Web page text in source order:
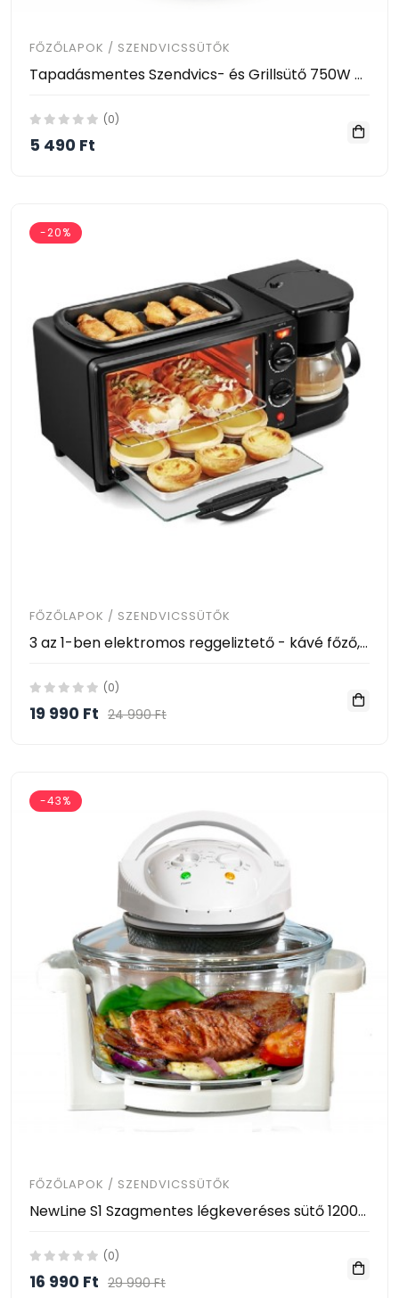
FŐZŐLAPOK / SZENDVICSSÜTŐK
Tapadásmentes Szendvics- és Grillsütő 750W - RAF R.257T
(0)
5 490 Ft
-20%
FŐZŐLAPOK / SZENDVICSSÜTŐK
3 az 1-ben elektromos reggeliztető - kávé főző, sütő és serpenyő
(0)
19 990 Ft 24 990 Ft
-43%
FŐZŐLAPOK / SZENDVICSSÜTŐK
NewLine S1 Szagmentes légkeveréses sütő 1200-1400W
(0)
16 990 Ft 29 990 Ft